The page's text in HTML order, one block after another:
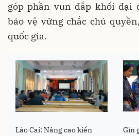
góp phần vun đắp khối đại
bảo vệ vững chắc chủ
quốc gia.
Lào Cai: Nâng cao kiến
Gìn